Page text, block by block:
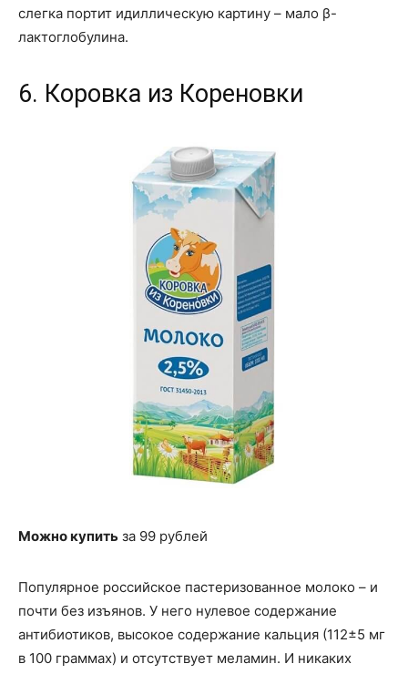
слегка портит идиллическую картину – мало β-
лактоглобулина.
6. Коровка из Кореновки
Можно купить за 99 рублей
Популярное российское пастеризованное молоко – и
почти без изъянов. У него нулевое содержание
антибиотиков, высокое содержание кальция (112±5 мг
в 100 граммах) и отсутствует меламин. И никаких